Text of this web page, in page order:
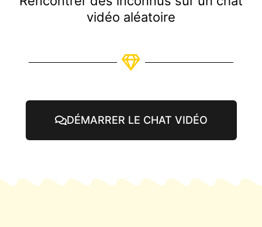
vidéo aléatoire
DÉMARRER LE CHAT VIDÉO